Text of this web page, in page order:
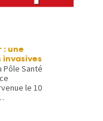
: une
invasives
Pôle Santé
le 10